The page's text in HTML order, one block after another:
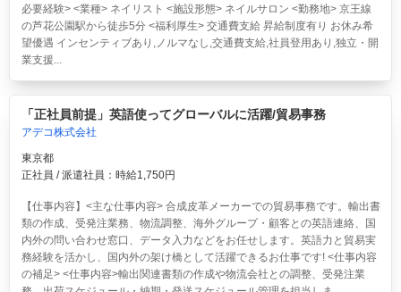
必要経験> <業種> ネイリスト <施設形態> ネイルサロン <勤務地> 京王線
の芦花公園駅から徒歩5分 <福利厚生> 交通費支給 昇給制度有り お休み希
望優遇 インセンティブあり,ノルマなし,交通費支給,社員登用あり,独立・開
業支援...
「正社員前提」英語使ってグローバルに活躍/貿易事務
アデコ株式会社
東京都
正社員 / 派遣社員：時給1,750円
【仕事内容】<主な仕事内容> 合成皮革メーカーでの貿易事務です。輸出書
類の作成、受発注業務、物流調整、海外グループ・顧客との英語連絡、国
内外の問い合わせ窓口、データ入力などをお任せします。英語力と貿易実
務経験を活かし、国内外の架け橋として活躍できるお仕事です! <仕事内容
の補足> <仕事内容>輸出関連書類の作成や物流会社との調整、受発注業